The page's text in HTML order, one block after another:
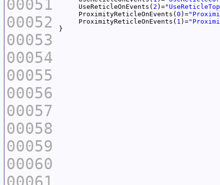
00051
00052
00053
00054
00055
00056
00057
00058
00059
00060
00061
     UseReticleOnEvents(
2 )=
     ProximityReticleOnEvents(
0 )=
     ProximityReticleOnEvents(
1 )=